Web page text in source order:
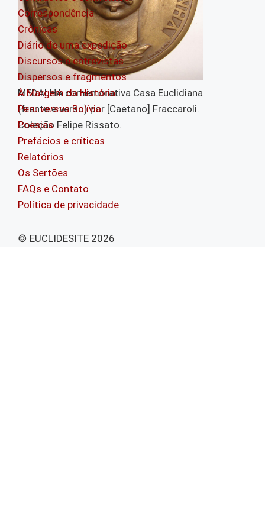
MEDALHA comemorativa Casa Euclidiana
(frente e verso) por [Caetano] Fraccaroli.
Coleção Felipe Rissato.
Correspondência
Crônicas
Diário de uma expedição
Discursos e entrevistas
Dispersos e fragmentos
À Margem da História
PeruversusBolívia
Poesias
Prefácios e críticas
Relatórios
Os Sertões
FAQs e Contato
Política de privacidade
🄯 EUCLIDESITE 2026